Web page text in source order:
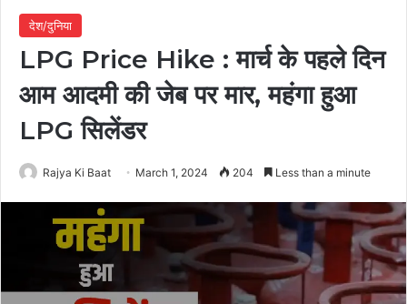
देश/दुनिया
LPG Price Hike : मार्च के पहले दिन
आम आदमी की जेब पर मार, महंगा हुआ
LPG सिलेंडर
Rajya Ki Baat March 1, 2024 204 Less than a minute